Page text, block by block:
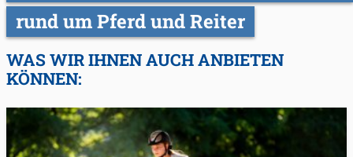
rund um Pferd und Reiter
WAS WIR IHNEN AUCH ANBIETEN
KÖNNEN: